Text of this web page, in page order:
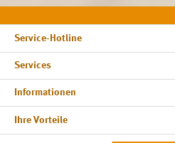
Service-Hotline
Services
Informationen
Ihre Vorteile